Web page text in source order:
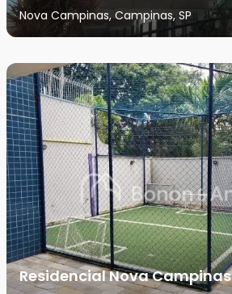
Nova Campinas, Campinas, SP
Residencial Nova Campinas